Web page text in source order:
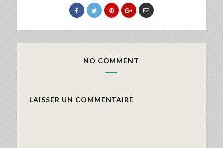
NO COMMENT
LAISSER UN COMMENTAIRE